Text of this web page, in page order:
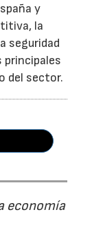
y
la
seguridad
del sector.
economía